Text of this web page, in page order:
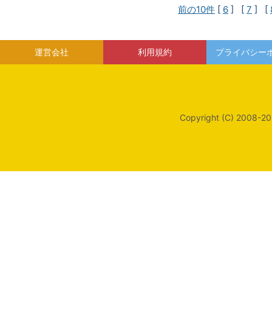
前の10件 [ 6 ] [ 7 ] [
運営会社 利用規約 プライバシー
Copyright (C) 2008-